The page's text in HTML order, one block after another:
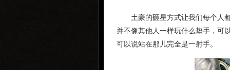
土豪的砸星方式让我们每个人
并不像其他人一样玩什么垫手，可
可以说站在那儿完全是一射手。